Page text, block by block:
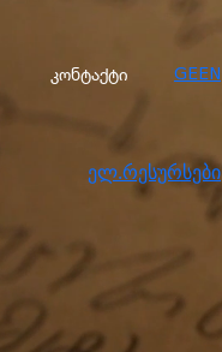
კონტაქტი GEEN
ელ.რესურსები